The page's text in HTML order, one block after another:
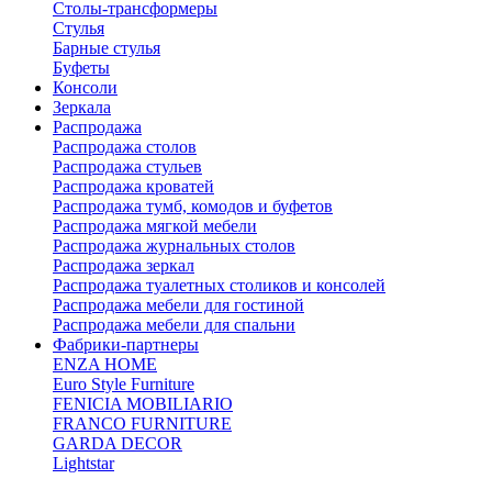
Столы-трансформеры
Стулья
Барные стулья
Буфеты
Консоли
Зеркала
Распродажа
Распродажа столов
Распродажа стульев
Распродажа кроватей
Распродажа тумб, комодов и буфетов
Распродажа мягкой мебели
Распродажа журнальных столов
Распродажа зеркал
Распродажа туалетных столиков и консолей
Распродажа мебели для гостиной
Распродажа мебели для спальни
Фабрики-партнеры
ENZA HOME
Euro Style Furniture
FENICIA MOBILIARIO
FRANCO FURNITURE
GARDA DECOR
Lightstar